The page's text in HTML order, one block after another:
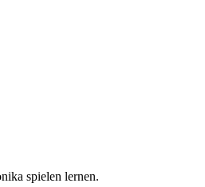
spielen lernen.